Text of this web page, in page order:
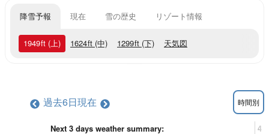
降雪予報 現在 雪の歴史 リゾート情報
1949ft (上) 1624ft (中) 1299ft (下) 天気図
過去6日現在 時間別
Next 3 days weather summary:
4 -